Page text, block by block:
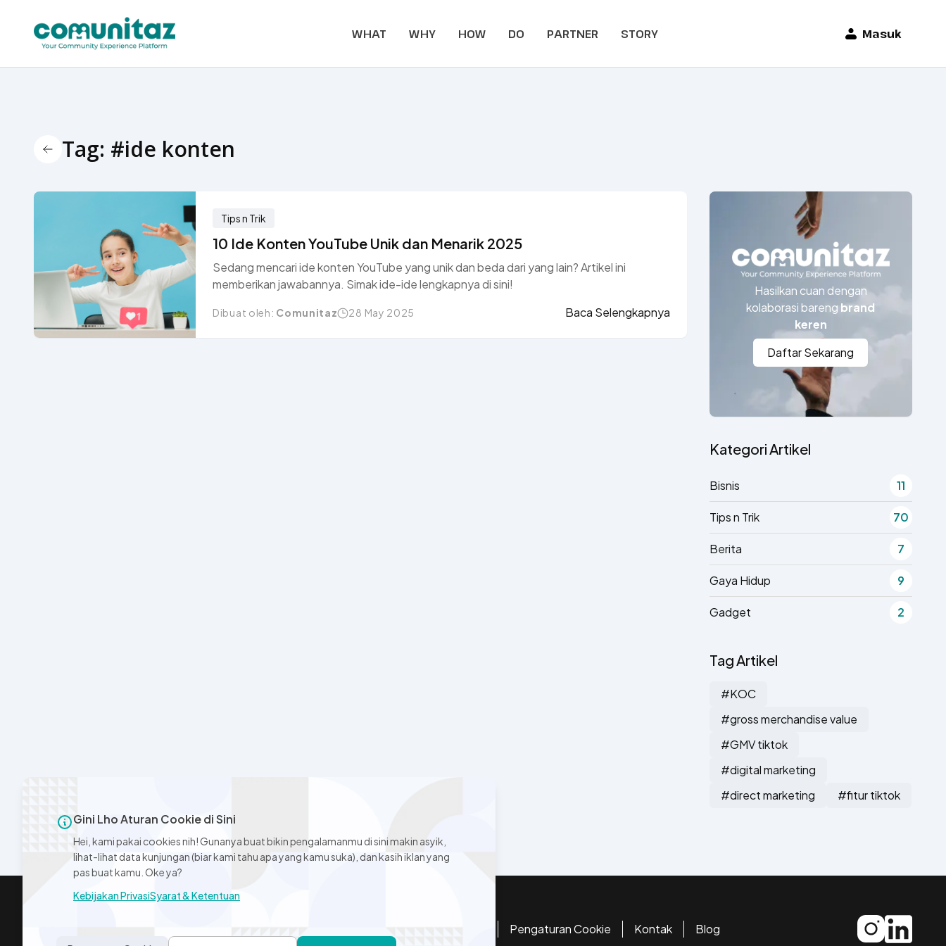
Masuk
WHAT WHY HOW DO PARTNER STORY
Back Icon
Tag: #ide konten
Tips n Trik
10 Ide Konten YouTube Unik dan Menarik 2025
Sedang mencari ide konten YouTube yang unik dan beda dari yang lain? Artikel ini
memberikan jawabannya. Simak ide-ide lengkapnya di sini!
Dibuat oleh: Comunitaz 28 May 2025 Baca Selengkapnya
Hasilkan cuan dengan
kolaborasi bareng brand
keren
Daftar Sekarang
Kategori Artikel
Bisnis 11
Tips n Trik 70
Berita 7
Gaya Hidup 9
Gadget 2
Tag Artikel
#KOC
#gross merchandise value
#GMV tiktok
#digital marketing
#direct marketing
#fitur tiktok
Pengaturan Cookie Kontak
Blog
Gini Lho Aturan Cookie di Sini
Hei, kami pakai cookies nih! Gunanya buat bikin pengalamanmu di sini makin asyik,
lihat-lihat data kunjungan (biar kami tahu apa yang kamu suka), dan kasih iklan yang
pas buat kamu. Oke ya?
Kebijakan PrivasiSyarat & Ketentuan